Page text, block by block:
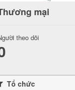
mại
theo dõi
Tổ chức